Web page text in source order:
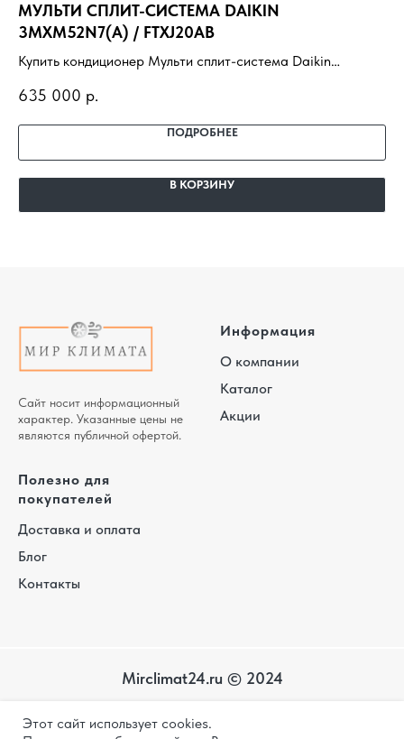
Этот сайт использует cookies.
МУЛЬТИ СПЛИТ-СИСТЕМА DAIKIN
3MXM52N7(A) / FTXJ20AB
Купить кондиционер Мульти сплит-система Daikin
Подбор под помещение, доставка, профессиональный
монтаж и гарантия.
635 000 р.
ПОДРОБНЕЕ
В КОРЗИНУ
Сайт носит информационный
характер. Указанные цены не
являются публичной офертой.
Информация
О компании
Каталог
Акции
Полезно для
покупателей
Доставка и оплата
Блог
Контакты
Mirclimat24.ru © 2024
сайта